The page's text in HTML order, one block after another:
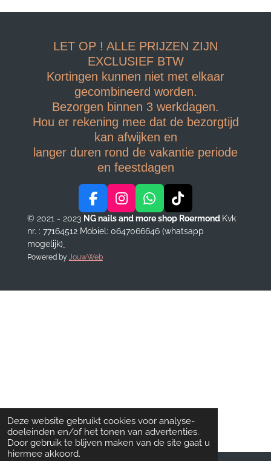
Deze website gebruikt cookies voor analyse-
doeleinden en/of het tonen van advertenties.
Door gebruik te blijven maken van de site gaat u
hiermee akkoord.
LET OP ! ALLE PRIJZEN ZIJN
EXCLUSIEF BTW
Kortingen kunnen niet met elkaar
gecombineerd worden.
Bezorgen binnen 3 werkdagen.
Hou er rekening mee dat de bezorgtijd
kan afwijken en
langer duren rond de vakantie periode
en feestdagen
F
a
c
b
I
n
s
W
h
a
T
i
k
© 2021 - 2023 NG nails and more shop Roermond Kvk
nr. : 77164512 Mobiel: 0647066646 (whatsapp
mogelijk)
Powered by JouwWeb